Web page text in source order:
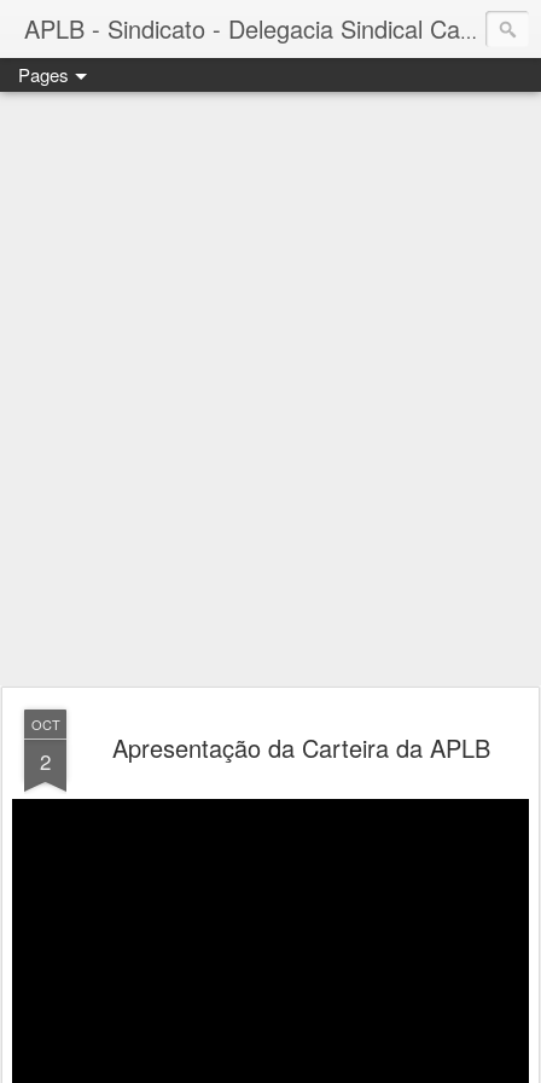
APLB - Sindicato - Delegacia Sindical Cacau Sul - Camacã-BA
Pages
OCT
2 Apresentação da Carteira da APLB